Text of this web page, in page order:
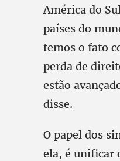
América do
países do
temos o fato
perda de
estão
disse.
O papel dos
ela, é unificar